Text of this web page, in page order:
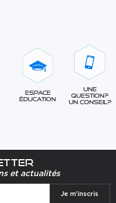
Espace
éducation
Une
question?
Un conseil?
et actualités